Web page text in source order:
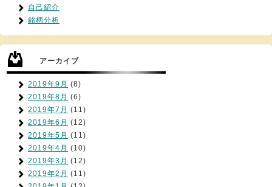
自己紹介
銘柄分析
アーカイブ
2019年9月 (8)
2019年8月 (6)
2019年7月 (11)
2019年6月 (12)
2019年5月 (11)
2019年4月 (10)
2019年3月 (12)
2019年2月 (11)